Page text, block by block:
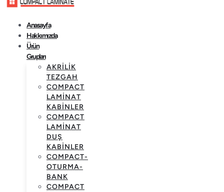
Anasayfa
Hakkımızda
Ürün
Grupları
AKRILIK
TEZGAH
COMPACT
LAMINAT
KABINLER
COMPACT
LAMINAT
DUŞ
KABINLER
COMPACT-
OTURMA-
BANK
COMPACT